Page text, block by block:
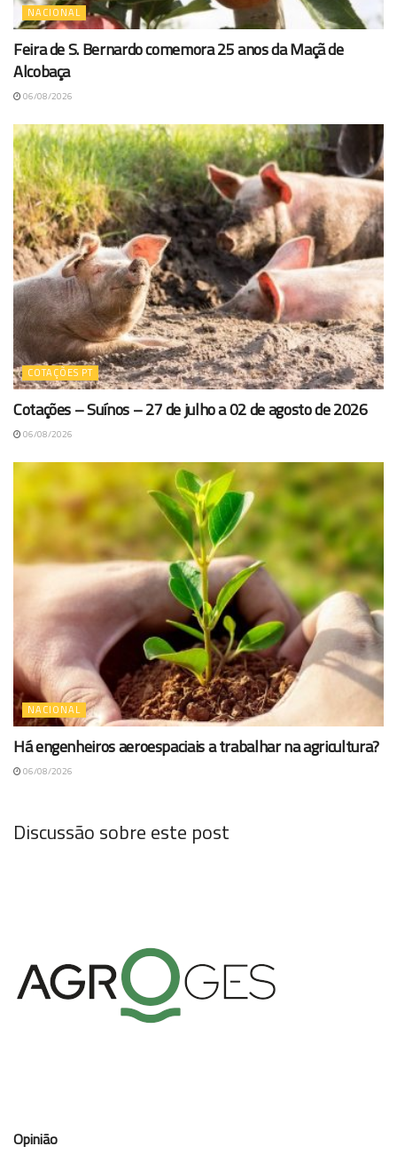
NACIONAL
Feira de S. Bernardo comemora 25 anos da Maçã de
Alcobaça
06/08/2026
COTAÇÕES PT
Cotações – Suínos – 27 de julho a 02 de agosto de 2026
06/08/2026
NACIONAL
Há engenheiros aeroespaciais a trabalhar na agricultura?
06/08/2026
Discussão sobre este post
Opinião